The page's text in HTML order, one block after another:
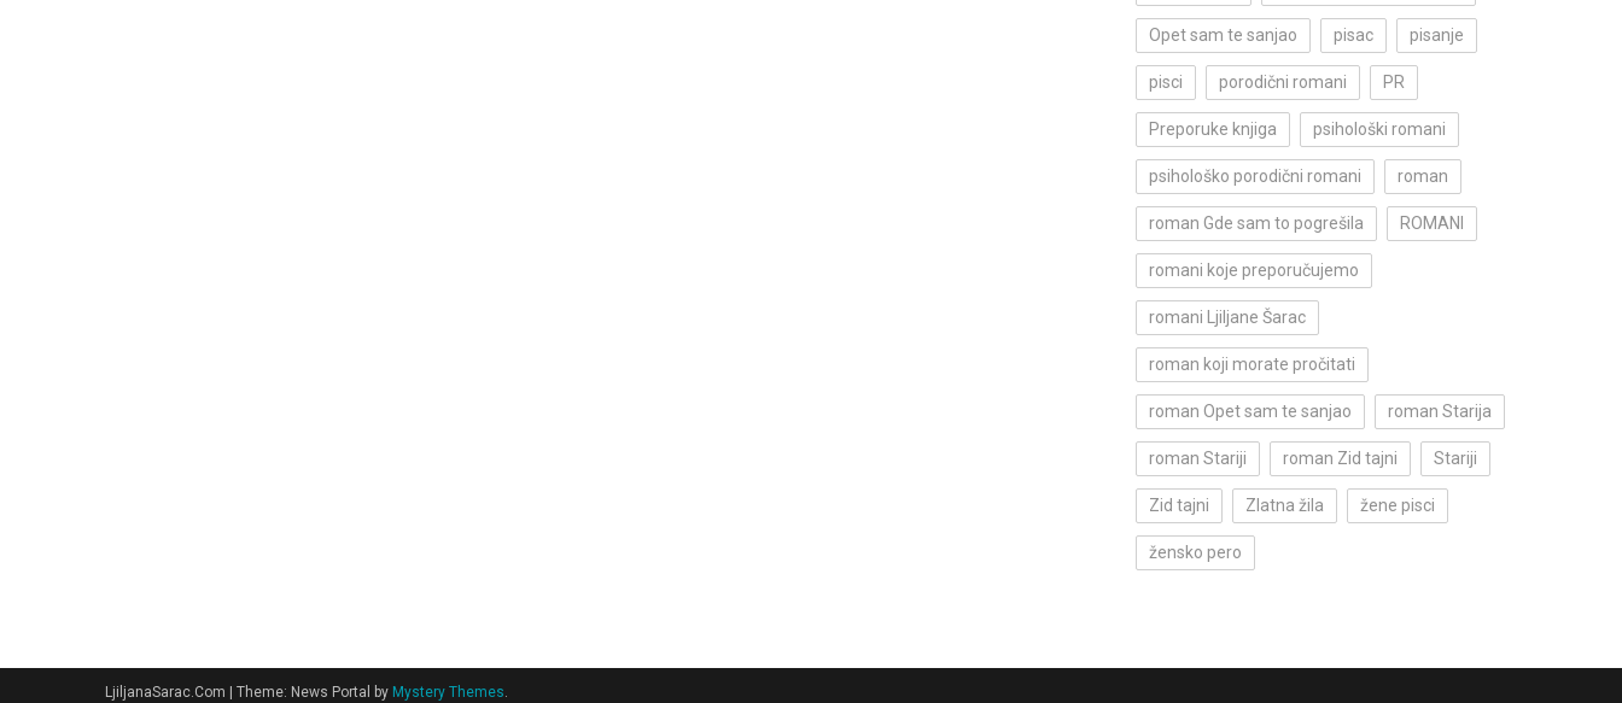
Opet sam te sanjao pisac pisanje
pisci porodični romani PR
Preporuke knjiga psihološki romani
psihološko porodični romani roman
roman Gde sam to pogrešila ROMANI
romani koje preporučujemo
romani Ljiljane Šarac
roman koji morate pročitati
roman Opet sam te sanjao roman Starija
roman Stariji roman Zid tajni Stariji
Zid tajni Zlatna žila žene pisci
žensko pero
LjiljanaSarac.Com Theme: News Portal by Mystery Themes.